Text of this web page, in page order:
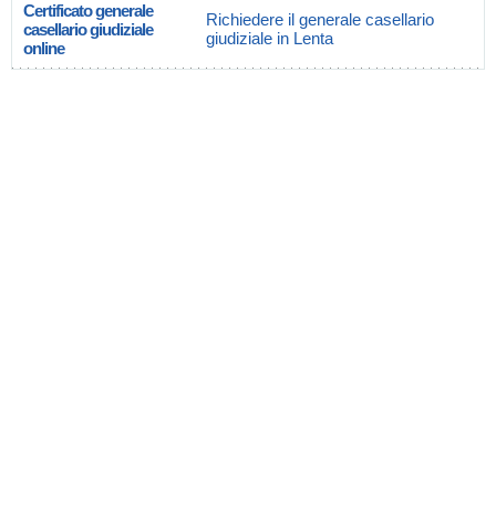
Certificato generale
casellario giudiziale
online
Richiedere il generale casellario
giudiziale in Lenta